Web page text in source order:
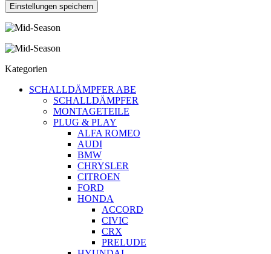
Kategorien
SCHALLDÄMPFER ABE
SCHALLDÄMPFER
MONTAGETEILE
PLUG & PLAY
ALFA ROMEO
AUDI
BMW
CHRYSLER
CITROEN
FORD
HONDA
ACCORD
CIVIC
CRX
PRELUDE